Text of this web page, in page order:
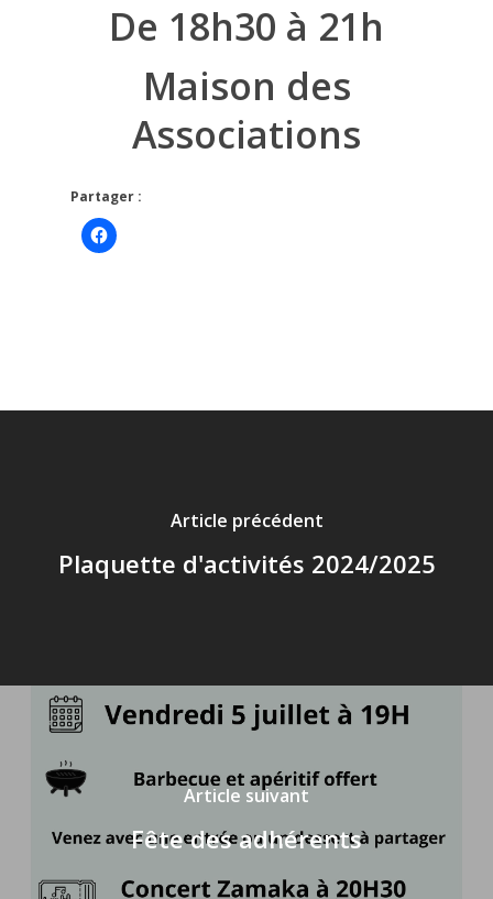
De 18h30 à 21h
Maison des
Associations
Partager :
Cliquez
pour
Article précédent
Plaquette d'activités 2024/2025
Article suivant
Fête des adhérents